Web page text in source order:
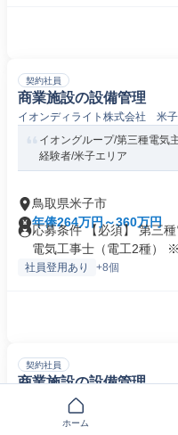
契約社員
商業施設の設備管理
イオンディライト株式会社 米
イオングループ/第三種電気
経験者/米子エリア
鳥取県米子市
年俸264万円～360万円
応募条件 【必須】 第三
電気工事士（電工2種）
社員登用あり +8個
契約社員
商業施設の設備管理
イオンディライト株式会社 米
イオングループ/第三種電気
ホーム